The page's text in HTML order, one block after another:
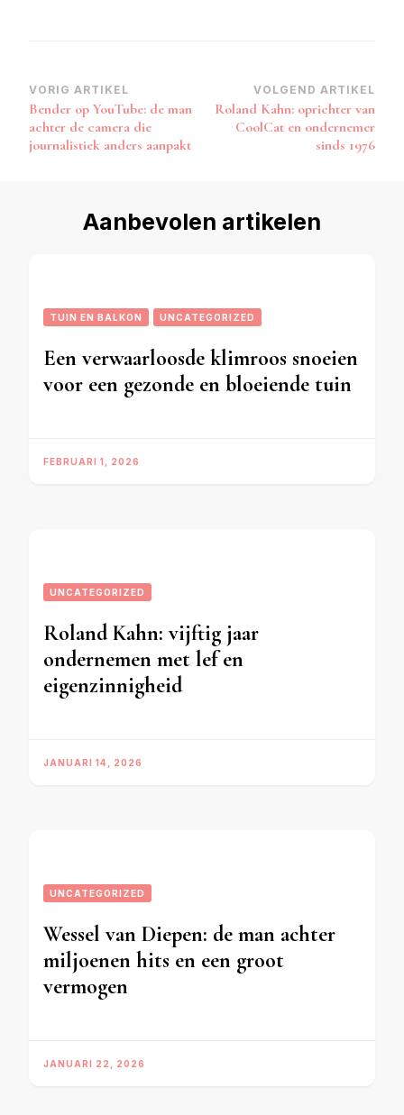
Bericht
navigatie
VORIG ARTIKEL
Bender op YouTube: de man
achter de camera die
journalistiek anders aanpakt
VOLGEND ARTIKEL
Roland Kahn: oprichter van
CoolCat en ondernemer
sinds 1976
Aanbevolen artikelen
TUIN EN BALKON UNCATEGORIZED
Een verwaarloosde klimroos snoeien
voor een gezonde en bloeiende tuin
FEBRUARI 1, 2026
UNCATEGORIZED
Roland Kahn: vijftig jaar
ondernemen met lef en
eigenzinnigheid
JANUARI 14, 2026
UNCATEGORIZED
Wessel van Diepen: de man achter
miljoenen hits en een groot
vermogen
JANUARI 22, 2026